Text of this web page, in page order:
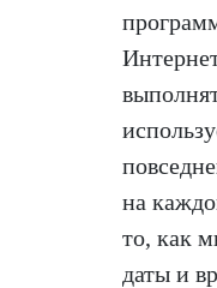
на
то, как
даты и